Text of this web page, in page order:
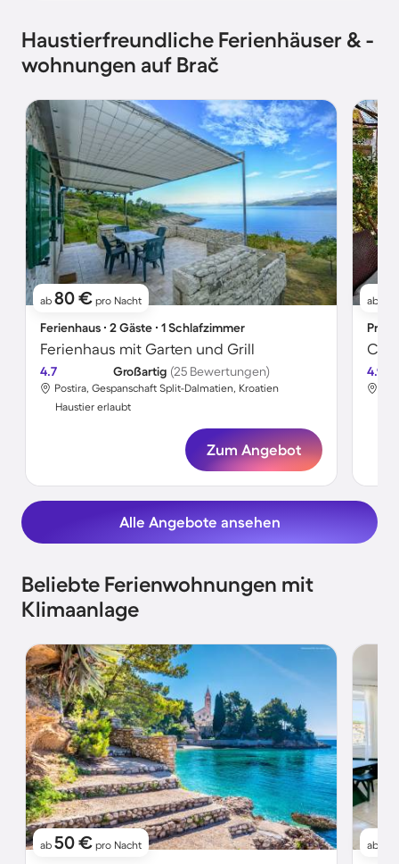
Haustierfreundliche Ferienhäuser & -
wohnungen auf Brač
ab 80 € pro Nacht
Ferienhaus ∙ 2 Gäste ∙ 1 Schlafzimmer
Ferienhaus mit Garten und Grill
4.7 Großartig (25 Bewertungen)
Postira, Gespanschaft Split-Dalmatien, Kroatien
Haustier erlaubt
Zum Angebot
ab
4.9
Alle Angebote ansehen
Beliebte Ferienwohnungen mit
Klimaanlage
ab 50 € pro Nacht ab